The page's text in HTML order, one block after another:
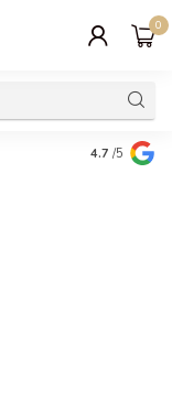
0
Wij
cadeau
4.7 /5